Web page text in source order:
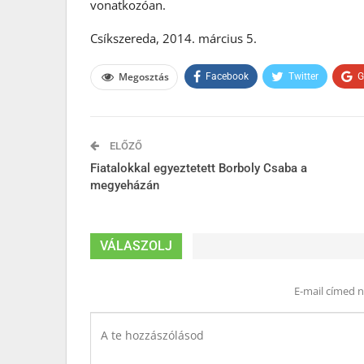
vonatkozóan.
Csíkszereda, 2014. március 5.
Megosztás Facebook Twitter
ELŐZŐ
Fiatalokkal egyeztetett Borboly Csaba a
megyeházán
VÁLASZOLJ
E-mail címed